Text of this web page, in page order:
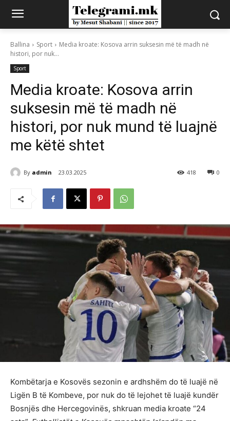
Ballina Sport
Media kroate: Kosova arrin suksesin më të madh në
histori, por nuk...
Sport
Media kroate: Kosova arrin
suksesin më të madh në
histori, por nuk mund të luajnë
me këtë shtet
By admin 23.03.2025 0
418
Kombëtarja e Kosovës sezonin e ardhshëm do të luajë në
Ligën B të Kombeve, por nuk do të lejohet të luajë kundër
Bosnjës dhe Hercegovinës, shkruan media kroate “24